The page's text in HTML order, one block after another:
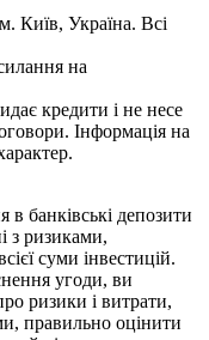
Київ, Україна. Всі
на
кредити і не несе
Інформація на
в банківські депозити
з ризиками,
суми інвестицій.
угоди, ви
ризики і витрати,
правильно оцінити